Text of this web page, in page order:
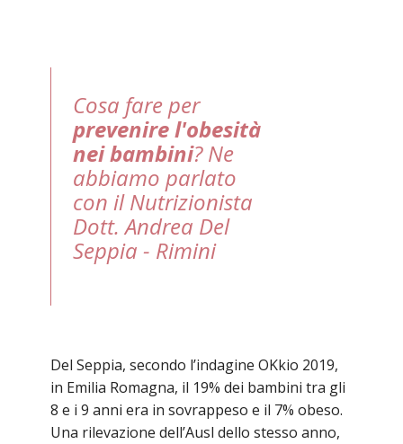
Cosa fare per
prevenire l'obesità
nei bambini? Ne
abbiamo parlato
con il Nutrizionista
Dott. Andrea Del
Seppia - Rimini
Del Seppia, secondo l’indagine OKkio 2019,
in Emilia Romagna, il 19% dei bambini tra gli
8 e i 9 anni era in sovrappeso e il 7% obeso.
Una rilevazione dell’Ausl dello stesso anno,